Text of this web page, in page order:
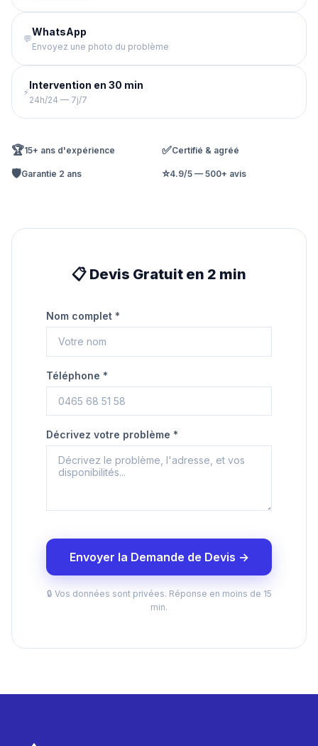
💬
WhatsApp
Envoyez une photo du problème
⚡
Intervention en 30 min
24h/24 — 7j/7
🏆15+ ans d'expérience ✅Certifié & agréé
🛡️Garantie 2 ans ⭐4.9/5 — 500+ avis
📋 Devis Gratuit en 2 min
Nom complet *
Téléphone *
Décrivez votre problème *
Envoyer la Demande de Devis →
🔒 Vos données sont privées. Réponse en moins de 15
min.